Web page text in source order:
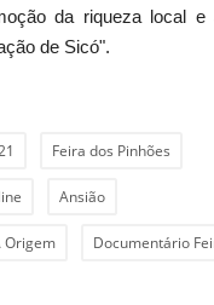
da riqueza local e
de Sicó".
Feira dos Pinhões
Ansião
Origem Documentário